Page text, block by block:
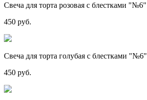
Свеча для торта розовая с блестками "№6"
450 руб.
Свеча для торта голубая с блестками "№6"
450 руб.